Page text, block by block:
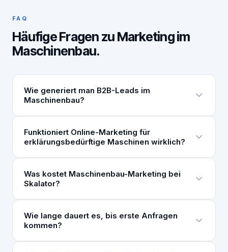
FAQ
Häufige Fragen zu Marketing im
Maschinenbau.
Wie generiert man B2B-Leads im
Maschinenbau?
Funktioniert Online-Marketing für
erklärungsbedürftige Maschinen wirklich?
Was kostet Maschinenbau-Marketing bei
Skalator?
Wie lange dauert es, bis erste Anfragen
kommen?